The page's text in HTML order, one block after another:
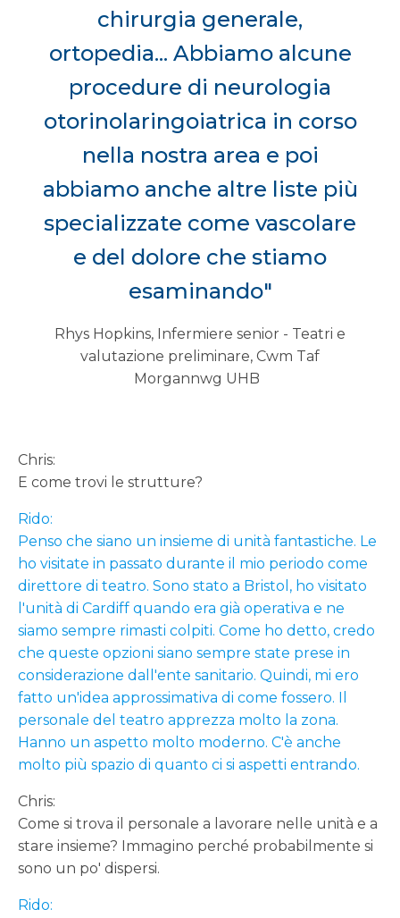
chirurgia generale,
ortopedia... Abbiamo alcune
procedure di neurologia
otorinolaringoiatrica in corso
nella nostra area e poi
abbiamo anche altre liste più
specializzate come vascolare
e del dolore che stiamo
esaminando"
Rhys Hopkins, Infermiere senior - Teatri e
valutazione preliminare, Cwm Taf
Morgannwg UHB
Chris:
E come trovi le strutture?
Rido:
Penso che siano un insieme di unità fantastiche. Le
ho visitate in passato durante il mio periodo come
direttore di teatro. Sono stato a Bristol, ho visitato
l'unità di Cardiff quando era già operativa e ne
siamo sempre rimasti colpiti. Come ho detto, credo
che queste opzioni siano sempre state prese in
considerazione dall'ente sanitario. Quindi, mi ero
fatto un'idea approssimativa di come fossero. Il
personale del teatro apprezza molto la zona.
Hanno un aspetto molto moderno. C'è anche
molto più spazio di quanto ci si aspetti entrando.
Chris:
Come si trova il personale a lavorare nelle unità e a
stare insieme? Immagino perché probabilmente si
sono un po' dispersi.
Rido: